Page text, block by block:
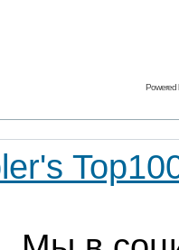
Powered